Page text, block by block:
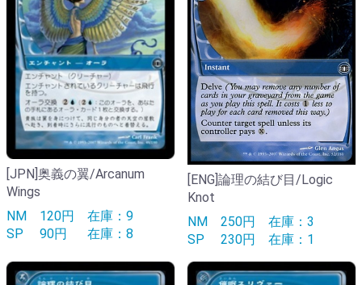
[JPN]奥義の翼/Arcanum
Wings
NM 120円 在庫：9
SP
90円 在庫：8
[ENG]論理の結び目/Logic
Knot
NM 250円 在庫：3
SP
230円 在庫：1